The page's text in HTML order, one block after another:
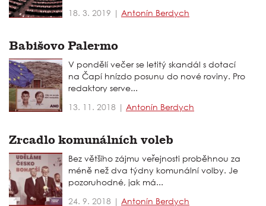
18. 3. 2019 | Antonín Berdych
Babišovo Palermo
V pondělí večer se letitý skandál s dotací
na Čapí hnízdo posunu do nové roviny. Pro
redaktory serve...
13. 11. 2018 | Antonín Berdych
Zrcadlo komunálních voleb
Bez většího zájmu veřejnosti proběhnou za
méně než dva týdny komunální volby. Je
pozoruhodné, jak má...
24. 9. 2018 | Antonín Berdych